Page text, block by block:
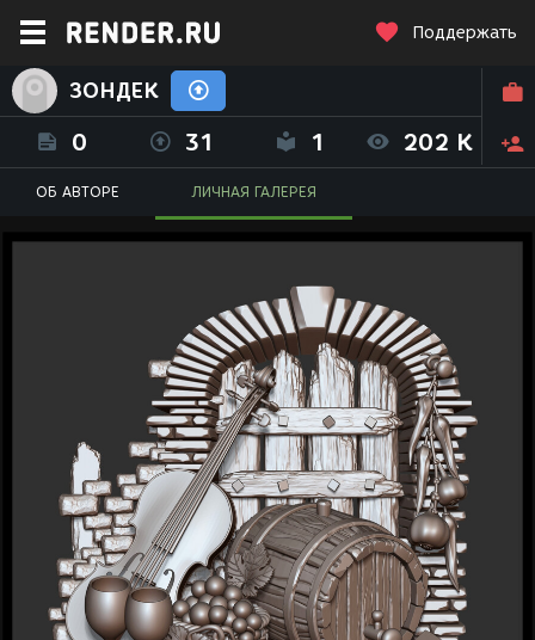
Поддержать
ЗОНДЕК
0 31 1 202 K
ОБ АВТОРЕ ЛИЧНАЯ ГАЛЕРЕЯ